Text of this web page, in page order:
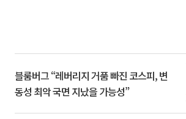
블룸버그 “레버리지 거품 빠진 코스피, 변
동성 최악 국면 지났을 가능성”